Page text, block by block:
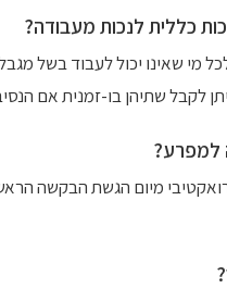
כללית לנכות מעבודה?
מי שאינו יכול לעבוד בשל
לקבל שתיהן בו-זמנית אם
למפרע?
מיום הגשת הבקשה